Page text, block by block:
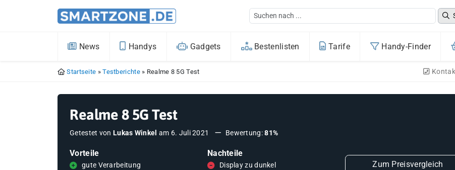
News Handys Gadgets Bestenlisten Tarife Handy-Finder
Startseite »Testberichte» Realme 8 5G Test
Realme 8 5G Test
Getestet von Lukas Winkel am 6. Juli 2021 Bewertung:81%
Vorteile
gute Verarbeitung
Nachteile
Display zu dunkel
Zum Preisvergleich